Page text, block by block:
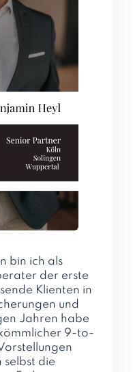
bin ich als
der erste
Klienten in
und
Jahren habe
9-to-
selbst die